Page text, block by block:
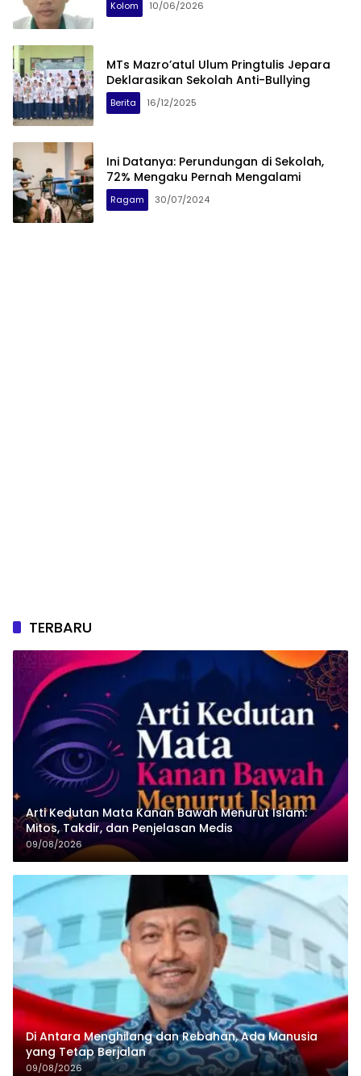
Kolom 10/06/2026
MTs Mazro’atul Ulum Pringtulis Jepara
Deklarasikan Sekolah Anti-Bullying
Berita 16/12/2025
Ini Datanya: Perundungan di Sekolah,
72% Mengaku Pernah Mengalami
Ragam 30/07/2024
TERBARU
Arti Kedutan Mata Kanan Bawah Menurut Islam:
Mitos, Takdir, dan Penjelasan Medis
09/08/2026
Di Antara Menghilang dan Rebahan, Ada Manusia
yang Tetap Berjalan
09/08/2026